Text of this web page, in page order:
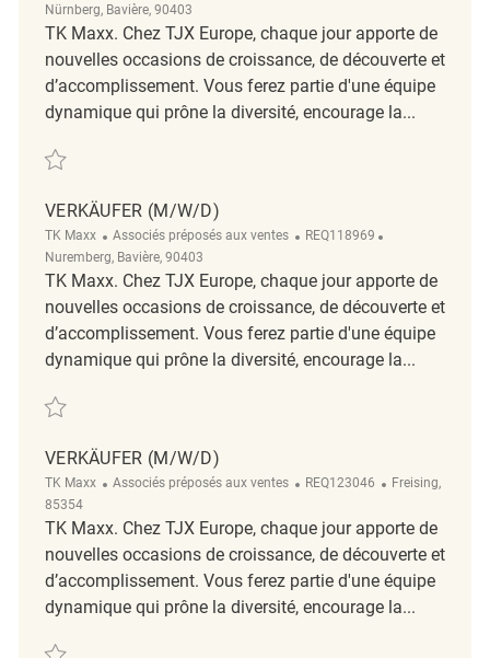
Nürnberg, Bavière, 90403
TK Maxx. Chez TJX Europe, chaque jour apporte de
nouvelles occasions de croissance, de découverte et
d’accomplissement. Vous ferez partie d'une équipe
dynamique qui prône la diversité, encourage la...
Sauvegarder Verkäufer (m/w/d) REQ127113
VERKÄUFER (M/W/D)
TK Maxx Catégorie
Associés préposés aux ventes ReqId
REQ118969
Nuremberg, Bavière, 90403
TK Maxx. Chez TJX Europe, chaque jour apporte de
nouvelles occasions de croissance, de découverte et
d’accomplissement. Vous ferez partie d'une équipe
dynamique qui prône la diversité, encourage la...
Sauvegarder Verkäufer (m/w/d) REQ118969
VERKÄUFER (M/W/D)
TK Maxx Catégorie
Associés préposés aux ventes ReqId
REQ123046 Emplacement
Freising,
85354
TK Maxx. Chez TJX Europe, chaque jour apporte de
nouvelles occasions de croissance, de découverte et
d’accomplissement. Vous ferez partie d'une équipe
dynamique qui prône la diversité, encourage la...
Sauvegarder Verkäufer (m/w/d) REQ123046